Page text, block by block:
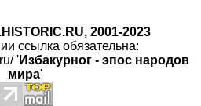
2001-2023
ссылка обязательна:
'Избакурног - эпос народов
мира'